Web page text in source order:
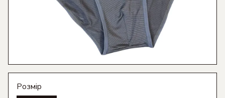
Розмір